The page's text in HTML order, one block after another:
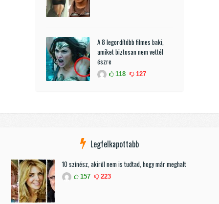
A 8 legordítóbb filmes baki,
amiket biztosan nem vettél
észre
118 127
Legfelkapottabb
10 színész, akiről nem is tudtad, hogy már meghalt
157 223